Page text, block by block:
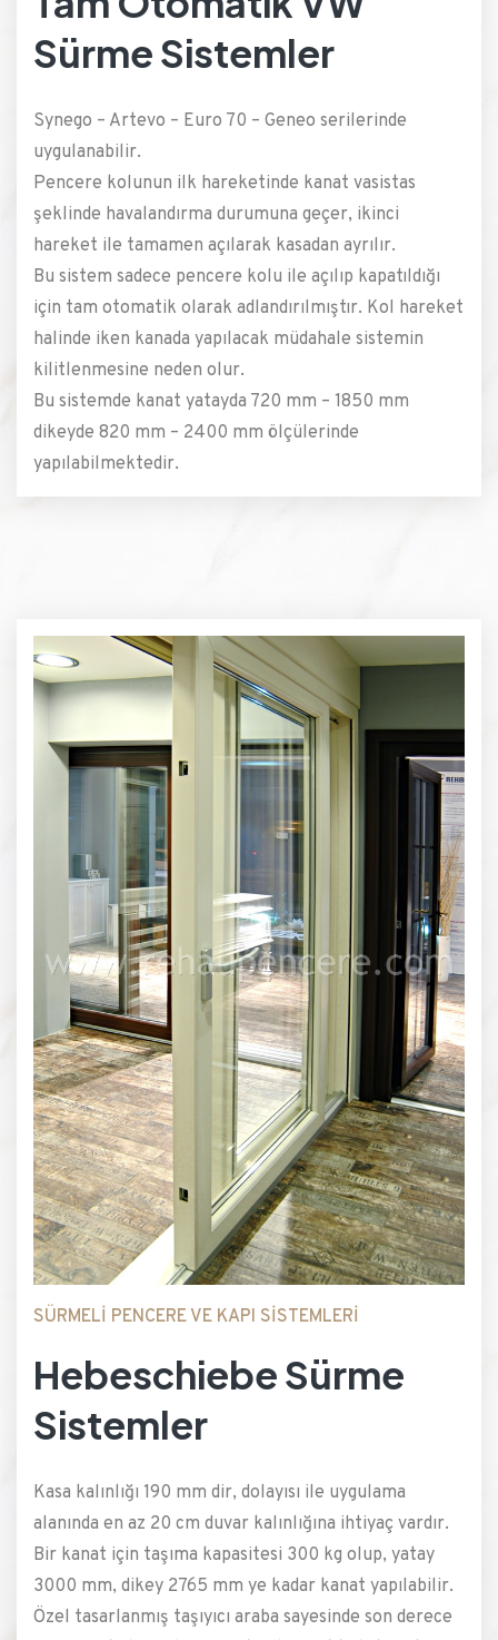
Sürme Sistemler
Synego – Artevo – Euro 70 – Geneo serilerinde
uygulanabilir.
Pencere kolunun ilk hareketinde kanat vasistas
şeklinde havalandırma durumuna geçer, ikinci
hareket ile tamamen açılarak kasadan ayrılır.
Bu sistem sadece pencere kolu ile açılıp kapatıldığı
için tam otomatik olarak adlandırılmıştır. Kol hareket
halinde iken kanada yapılacak müdahale sistemin
kilitlenmesine neden olur.
Bu sistemde kanat yatayda 720 mm – 1850 mm
dikeyde 820 mm – 2400 mm ölçülerinde
yapılabilmektedir.
SÜRMELİ PENCERE VE KAPI SİSTEMLERİ
Hebeschiebe Sürme
Sistemler
Kasa kalınlığı 190 mm dir, dolayısı ile uygulama
alanında en az 20 cm duvar kalınlığına ihtiyaç vardır.
Bir kanat için taşıma kapasitesi 300 kg olup, yatay
3000 mm, dikey 2765 mm ye kadar kanat yapılabilir.
Özel tasarlanmış taşıyıcı araba sayesinde son derece